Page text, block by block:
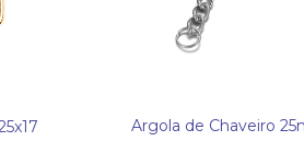
Argola de Chaveiro